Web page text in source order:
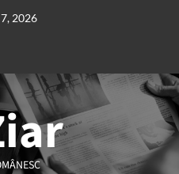
2026